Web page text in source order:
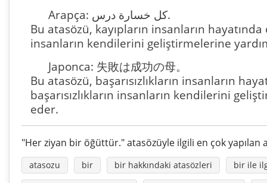
Arapça: كل خسارة درس.
Bu atasözü, kayıpların insanların
insanların kendilerini geliştirmelerine
Japonca: 失敗は成功の母。
Bu atasözü, başarısızlıkların insanların
başarısızlıkların insanların kendilerini
eder.
"Her ziyan bir öğüttür." atasözüyle ilgili en çok yapılan
atasozu bir bir hakkındaki atasözleri
bir ile